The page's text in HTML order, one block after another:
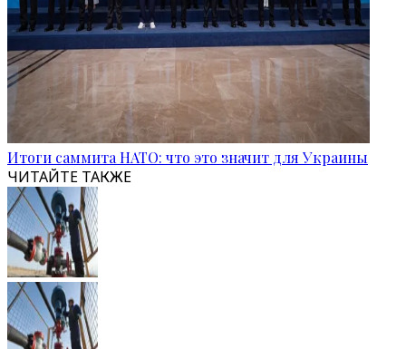
Итоги саммита НАТО: что это значит для Украины
ЧИТАЙТЕ ТАКЖЕ